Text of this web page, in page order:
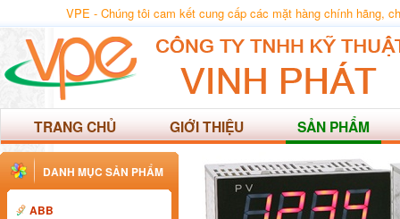
VPE - Chúng tôi cam kết cung cấp các mặt hàng chính hãng,
TRANG CHỦ GIỚI THIỆU SẢN PHẨM
DANH MỤC SẢN PHẨM
ABB